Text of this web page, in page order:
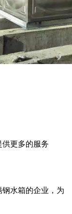
更多的服务
水箱的企业，为